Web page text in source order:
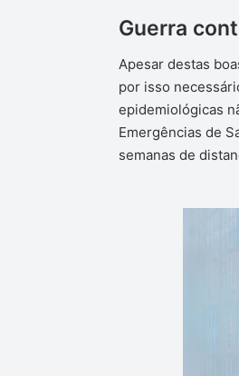
Guerra
Apesar destas
por isso
epidemiológicas
Emergências de
semanas de